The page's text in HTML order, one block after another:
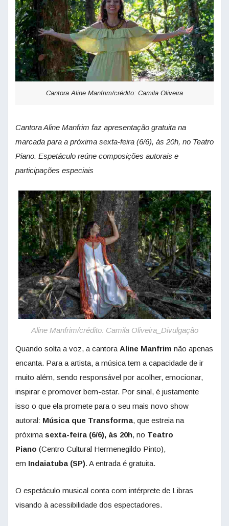
Cantora Aline Manfrim/crédito: Camila Oliveira
Cantora Aline Manfrim faz apresentação gratuita na
marcada para a próxima sexta-feira (6/6), às 20h, no Teatro
Piano. Espetáculo reúne composições autorais e
participações especiais
Aline Manfrim/crédito: Camila Oliveira_Divulgação
Quando solta a voz, a cantora Aline Manfrim não apenas
encanta. Para a artista, a música tem a capacidade de ir
muito além, sendo responsável por acolher, emocionar,
inspirar e promover bem-estar. Por sinal, é justamente
isso o que ela promete para o seu mais novo show
autoral: Música que Transforma, que estreia na
próxima sexta-feira (6/6), às 20h, no Teatro
Piano (Centro Cultural Hermenegildo Pinto),
em Indaiatuba (SP). A entrada é gratuita.
O espetáculo musical conta com intérprete de Libras
visando à acessibilidade dos espectadores.